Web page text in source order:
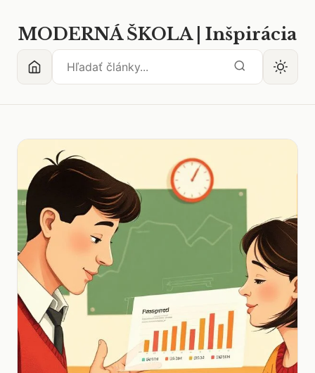
MODERNÁ ŠKOLA | Inšpirácia